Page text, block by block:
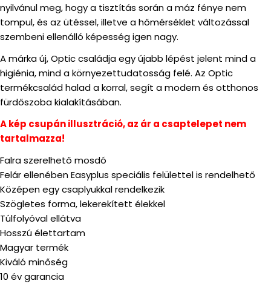
nyilvánul meg, hogy a tisztítás során a máz fénye nem
tompul, és az ütéssel, illetve a hőmérséklet változással
szembeni ellenálló képesség igen nagy.
A márka új, Optic családja egy újabb lépést jelent mind a
higiénia, mind a környezettudatosság felé. Az Optic
termékcsalád halad a korral, segít a modern és otthonos
fürdőszoba kialakításában.
A kép csupán illusztráció, az ár a csaptelepet nem
tartalmazza!
Falra szerelhető mosdó
Felár ellenében Easyplus speciális felülettel is rendelhető
Középen egy csaplyukkal rendelkezik
Szögletes forma, lekerekített élekkel
Túlfolyóval ellátva
Hosszú élettartam
Magyar termék
Kiváló minőség
10 év garancia